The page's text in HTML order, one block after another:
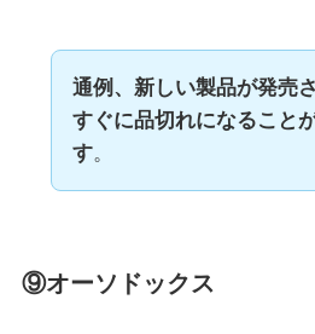
通例、新しい製品が発売
すぐに品切れになること
す。
⑨オーソドックス